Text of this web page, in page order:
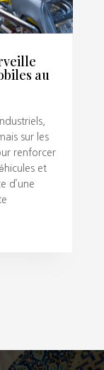
au
sur les
renforcer
et
d’une